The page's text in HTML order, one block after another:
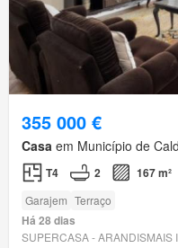
355 000 €
Casa em Município de
T4 2 167 m²
Garajem Terraço
Há 28 dias
SUPERCASA - ARANDISMAIS